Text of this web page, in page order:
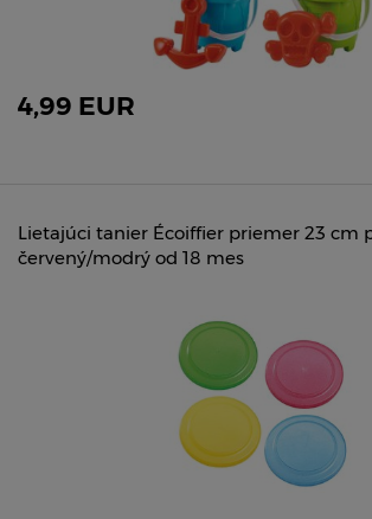
4,99 EUR
Lietajúci tanier Écoiffier priemer 23 cm
červený/modrý od 18 mes